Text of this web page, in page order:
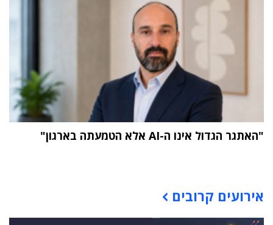
"האתגר הגדול אינו ה-AI אלא הטמעתה בארגון"
אירועים קרובים